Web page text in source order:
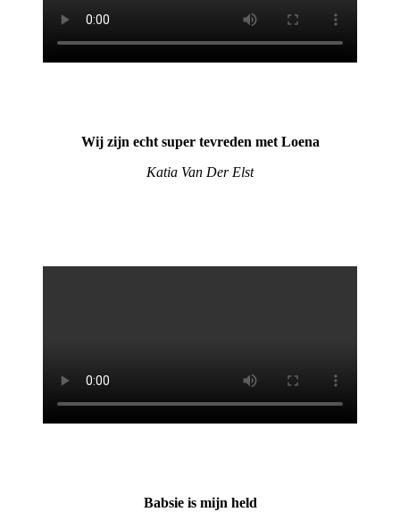
Wij zijn echt super tevreden met Loena
Katia Van Der Elst
Babsie is mijn held